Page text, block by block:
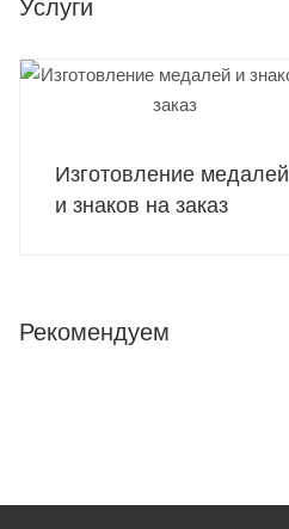
Услуги
Изготовление медалей
и знаков на заказ
Рекомендуем